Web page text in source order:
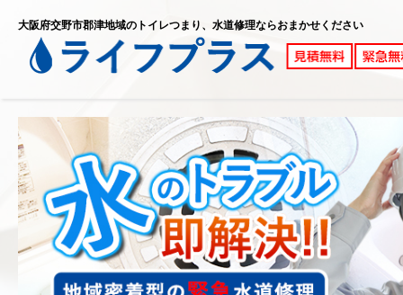
大阪府交野市郡津地域のトイレつまり、水道修理ならおまかせください